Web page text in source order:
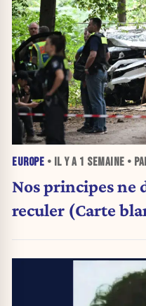
EUROPE • IL Y A 1 SEMAINE •
Nos principes ne
reculer (Carte